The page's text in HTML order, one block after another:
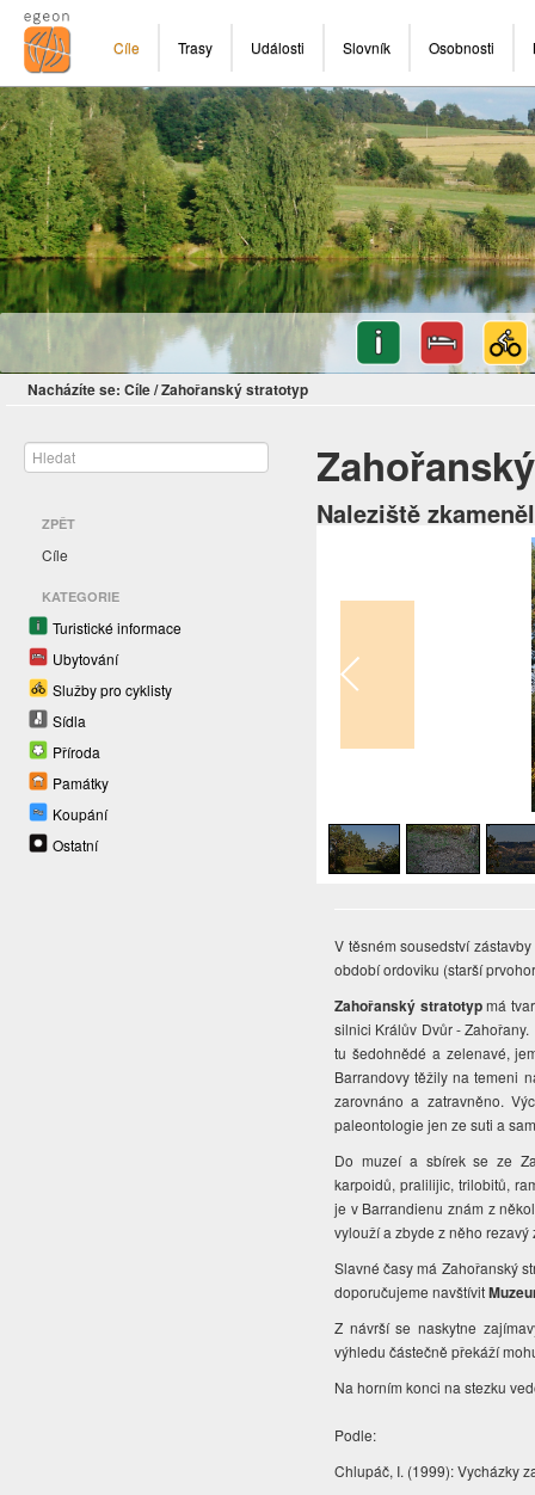
Cíle Trasy Události Slovník Osobnosti
Nacházíte se: Cíle/Zahořanský stratotyp
ZPĚT
Cíle
KATEGORIE
Turistické informace
Ubytování
Služby pro cyklisty
Sídla
Příroda
Památky
Koupání
Ostatní
Naleziště
V těsném sousedství
období ordoviku (starší
Zahořanský stratotypmá
silnici Králův Dvůr -
tu šedohnědé a zelenavé,
Barrandovy těžily na temeni
zarovnáno a zatravněno.
paleontologie jen ze suti a
Do muzeí a sbírek se ze
karpoidů, pralilijic, trilobitů,
je v Barrandienu znám z
vylouží a zbyde z něho rezavý
Slavné časy má Zahořanský
doporučujeme navštívit
Z návrší se naskytne
výhledu částečně překáží
Na horním konci na stezku
Podle:
Chlupáč, I. (1999): Vycházky